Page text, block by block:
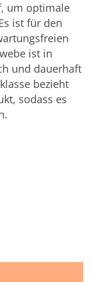
um optimale
ist für den
ist in
und dauerhaft
bezieht
sodass es